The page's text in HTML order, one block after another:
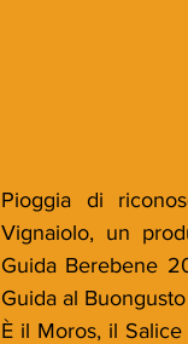
Pioggia di
Vignaiolo, un
Guida Berebene
Guida al
È il Moros, il